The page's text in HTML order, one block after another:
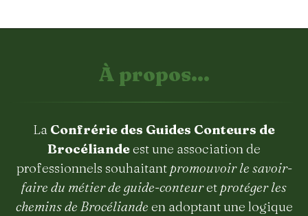
À propos...
La Confrérie des Guides Conteurs de
Brocéliandeest une association de
professionnels souhaitant promouvoir le savoir-
faire du métier de guide-conteuret protéger les
chemins de Brocéliande en adoptant une logique